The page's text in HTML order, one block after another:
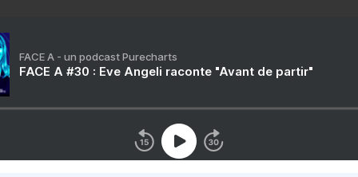
FACE A - un podcast Purecharts
FACE A #30 : Eve Angeli raconte "Avant de partir"